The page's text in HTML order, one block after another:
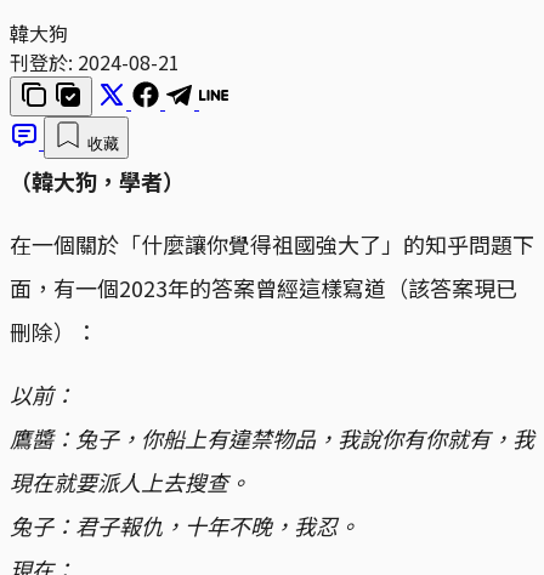
韓大狗
刊登於: 2024-08-21
收藏
（韓大狗，學者）
在一個關於「什麼讓你覺得祖國強大了」的知乎問題下
面，有一個2023年的答案曾經這樣寫道（該答案現已
刪除）：
以前：
鷹醬：兔子，你船上有違禁物品，我說你有你就有，我
現在就要派人上去搜查。
兔子：君子報仇，十年不晚，我忍。